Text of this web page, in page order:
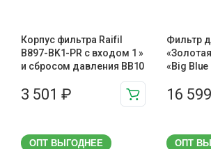
Корпус фильтра Raifil
B897-BK1-PR с входом 1 »
и сбросом давления BB10
3 501 ₽
Фильтр
«Big Blue
16 599
ОПТ ВЫГОДНЕЕ ОПТ